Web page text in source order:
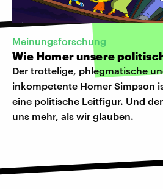
Meinungsforschung
Wie Homer unsere
Der trottelige, phlegmatische
inkompetente Homer Simpson
eine politische Leitfigur. Und
uns mehr, als wir glauben.